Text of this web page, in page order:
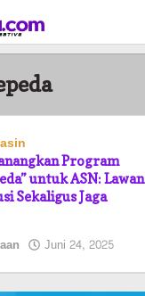
Program
untuk ASN: Lawan
Sekaligus Jaga
Juni 24, 2025